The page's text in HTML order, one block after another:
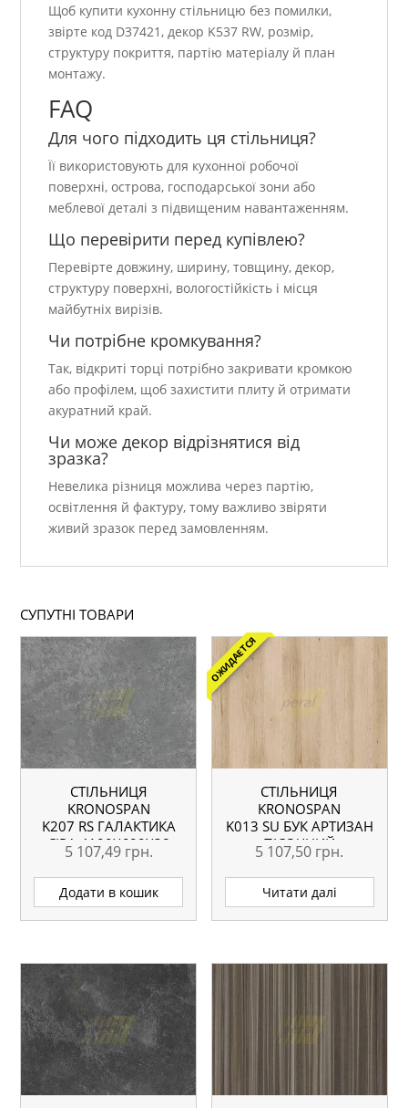
Щоб купити кухонну стільницю без помилки,
звірте код D37421, декор K537 RW, розмір,
структуру покриття, партію матеріалу й план
монтажу.
FAQ
Для чого підходить ця стільниця?
Її використовують для кухонної робочої
поверхні, острова, господарської зони або
меблевої деталі з підвищеним навантаженням.
Що перевірити перед купівлею?
Перевірте довжину, ширину, товщину, декор,
структуру поверхні, вологостійкість і місця
майбутніх вирізів.
Чи потрібне кромкування?
Так, відкриті торці потрібно закривати кромкою
або профілем, щоб захистити плиту й отримати
акуратний край.
Чи може декор відрізнятися від
зразка?
Невелика різниця можлива через партію,
освітлення й фактуру, тому важливо звіряти
живий зразок перед замовленням.
СУПУТНІ ТОВАРИ
СТІЛЬНИЦЯ
KRONOSPAN
K207 RS ГАЛАКТИКА
СІРА 4100X600X38
ММ ВОЛОГОСТІЙКА
5 107,49 грн.
Додати в кошик
ОЖИДАЕТСЯ
СТІЛЬНИЦЯ
KRONOSPAN
K013 SU БУК АРТИЗАН
ПІСОЧНИЙ
4100X600X38 ММ
5 107,50 грн.
Читати далі